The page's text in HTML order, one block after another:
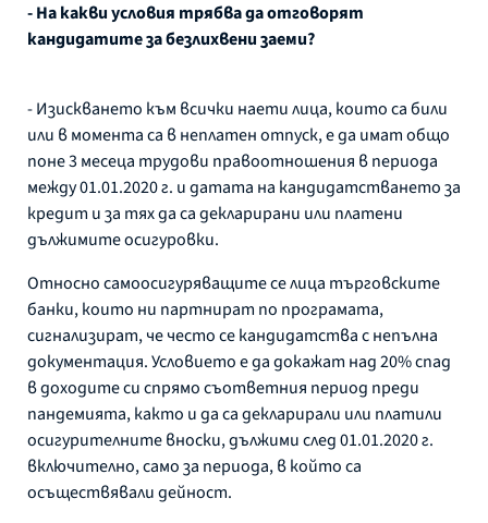
- На какви условия трябва да отговорят
кандидатите за безлихвени заеми?
- Изискването към всички наети лица, които са били
или в момента са в неплатен отпуск, е да имат общо
поне 3 месеца трудови правоотношения в периода
между 01.01.2020 г. и датата на кандидатстването за
кредит и за тях да са декларирани или платени
дължимите осигуровки.
Относно самоосигуряващите се лица търговските
банки, които ни партнират по програмата,
сигнализират, че често се кандидатства с непълна
документация. Условието е да докажат над 20% спад
в доходите си спрямо съответния период преди
пандемията, както и да са декларирали или платили
осигурителните вноски, дължими след 01.01.2020 г.
включително, само за периода, в който са
осъществявали дейност.